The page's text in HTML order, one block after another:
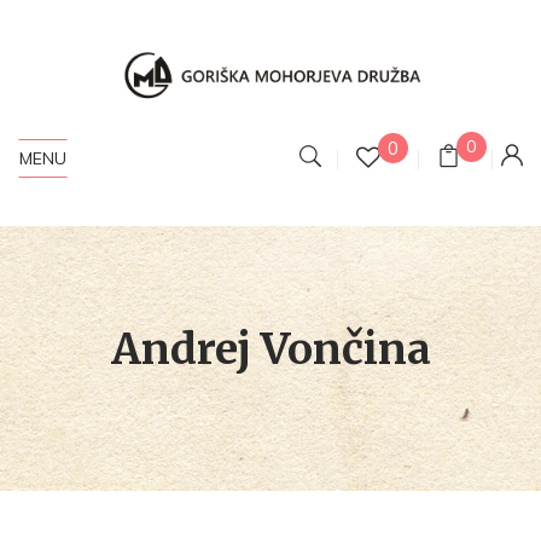
MENU 0 0
Andrej Vončina